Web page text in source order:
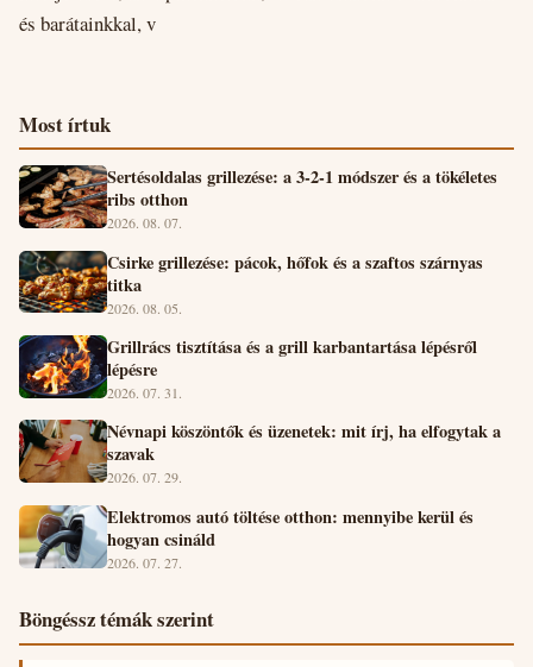
és barátainkkal, v
Most írtuk
Sertésoldalas grillezése: a 3-2-1 módszer és a tökéletes
ribs otthon
2026. 08. 07.
Csirke grillezése: pácok, hőfok és a szaftos szárnyas
titka
2026. 08. 05.
Grillrács tisztítása és a grill karbantartása lépésről
lépésre
2026. 07. 31.
Névnapi köszöntők és üzenetek: mit írj, ha elfogytak a
szavak
2026. 07. 29.
Elektromos autó töltése otthon: mennyibe kerül és
hogyan csináld
2026. 07. 27.
Böngéssz témák szerint